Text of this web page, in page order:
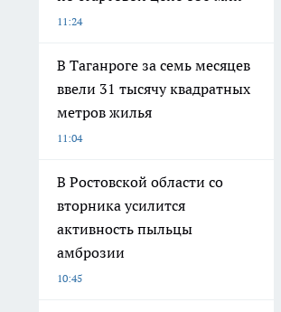
11:24
В Таганроге за семь месяцев
ввели 31 тысячу квадратных
метров жилья
11:04
В Ростовской области со
вторника усилится
активность пыльцы
амброзии
10:45